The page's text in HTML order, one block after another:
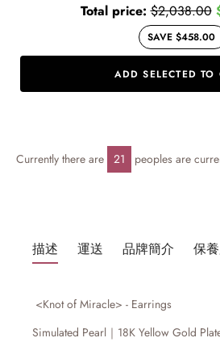
Total price: $2,038.00
SAVE $458.00
ADD SELECTED TO
Currently there are 21 peoples are
描述 運送 品牌簡介 保
<Knot of Miracle> - Earrings
Simulated Pearl｜18K Yellow Gold